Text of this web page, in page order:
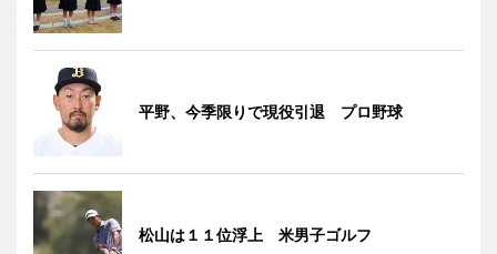
平野、今季限りで現役引退 プロ野球
松山は１１位浮上 米男子ゴルフ